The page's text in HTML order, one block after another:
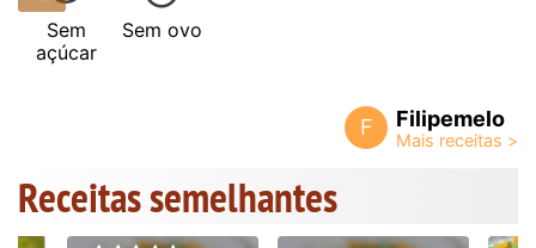
Sem
açúcar
Sem ovo
F Filipemelo
Receitas semelhantes